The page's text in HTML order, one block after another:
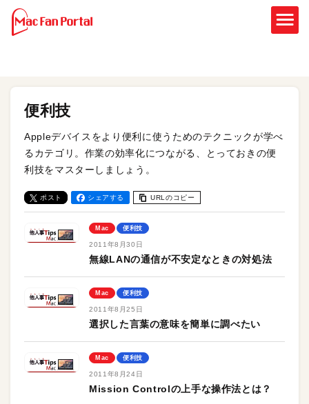
便利技
Appleデバイスをより便利に使うためのテクニックが学べ
るカテゴリ。作業の効率化につながる、とっておきの便
利技をマスターしましょう。
ポスト シェアする URLのコピー
Mac 便利技
2011年8月30日
無線LANの通信が不安定なときの対処法
Mac 便利技
2011年8月25日
選択した言葉の意味を簡単に調べたい
Mac 便利技
2011年8月24日
Mission Controlの上手な操作法とは？